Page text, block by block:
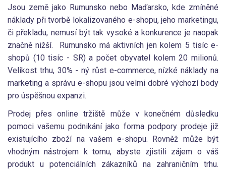
Jsou země jako Rumunsko nebo Maďarsko, kde zmíněné
náklady při tvorbě lokalizovaného e-shopu, jeho marketingu,
či překladu, nemusí být tak vysoké a konkurence je naopak
značně nižší. Rumunsko má aktivních jen kolem 5 tisíc e-
shopů (10 tisíc - SR) a počet obyvatel kolem 20 milionů.
Velikost trhu, 30% - ný růst e-commerce, nízké náklady na
marketing a správu e-shopu jsou velmi dobré výchozí body
pro úspěšnou expanzi.
Prodej přes online tržiště může v konečném důsledku
pomoci vašemu podnikání jako forma podpory prodeje již
existujícího zboží na vašem e-shopu. Rovněž může být
vhodným nástrojem k tomu, abyste zjistili zájem o váš
produkt u potenciálních zákazníků na zahraničním trhu.